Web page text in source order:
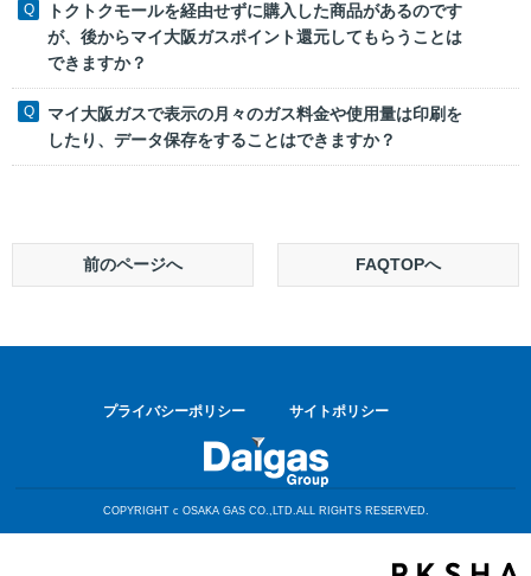
トクトクモールを経由せずに購入した商品があるのです
が、後からマイ大阪ガスポイント還元してもらうことは
できますか？
マイ大阪ガスで表示の月々のガス料金や使用量は印刷を
したり、データ保存をすることはできますか？
前のページへ FAQTOPへ
プライバシーポリシー サイトポリシー
COPYRIGHT c OSAKA GAS CO.,LTD.ALL RIGHTS RESERVED.